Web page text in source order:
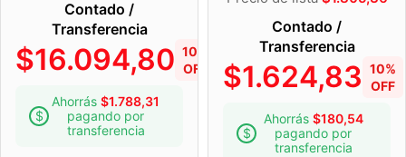
Contado /
Transferencia
$16.094,80 10%
OFF
Ahorrás $1.788,31
pagando por
transferencia
Contado /
Transferencia
$1.624,83 10%
OFF
Ahorrás $180,54
pagando por
transferencia